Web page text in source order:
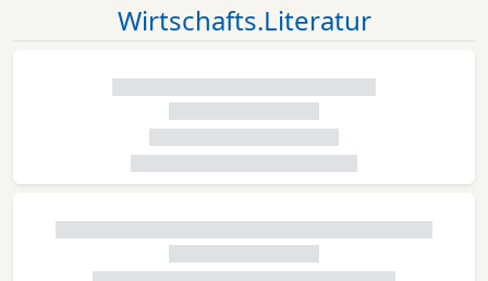
Wirtschafts.Literatur